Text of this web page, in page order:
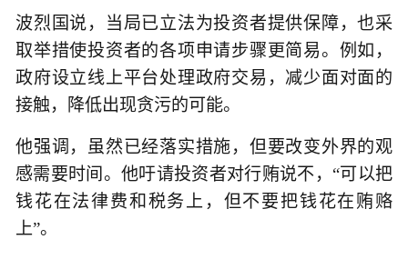
波烈国说，当局已立法为投资者提供保障，也采
取举措使投资者的各项申请步骤更简易。例如，
政府设立线上平台处理政府交易，减少面对面的
接触，降低出现贪污的可能。
他强调，虽然已经落实措施，但要改变外界的观
感需要时间。他吁请投资者对行贿说不，“可以把
钱花在法律费和税务上，但不要把钱花在贿赂
上”。